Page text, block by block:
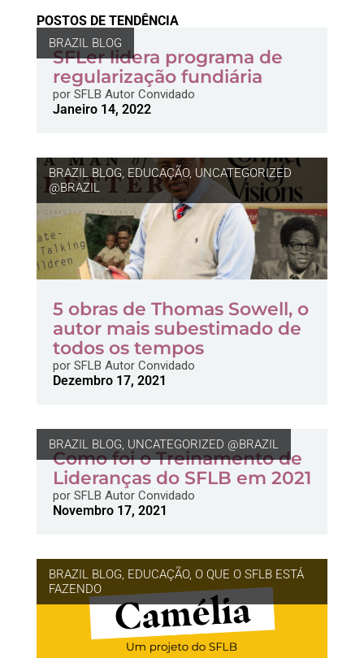
POSTOS DE TENDÊNCIA
BRAZIL BLOG
SFLer lidera programa de
regularização fundiária
porSFLB Autor Convidado
Janeiro 14, 2022
BRAZIL BLOG EDUCAÇÃO, UNCATEGORIZED
@BRAZIL
5 obras de Thomas Sowell, o
autor mais subestimado de
todos os tempos
porSFLB Autor Convidado
Dezembro 17, 2021
BRAZIL BLOG UNCATEGORIZED @BRAZIL
Como foi o Treinamento de
Lideranças do SFLB em 2021
porSFLB Autor Convidado
Novembro 17, 2021
BRAZIL BLOG EDUCAÇÃO, O QUE O SFLB ESTÁ
FAZENDO